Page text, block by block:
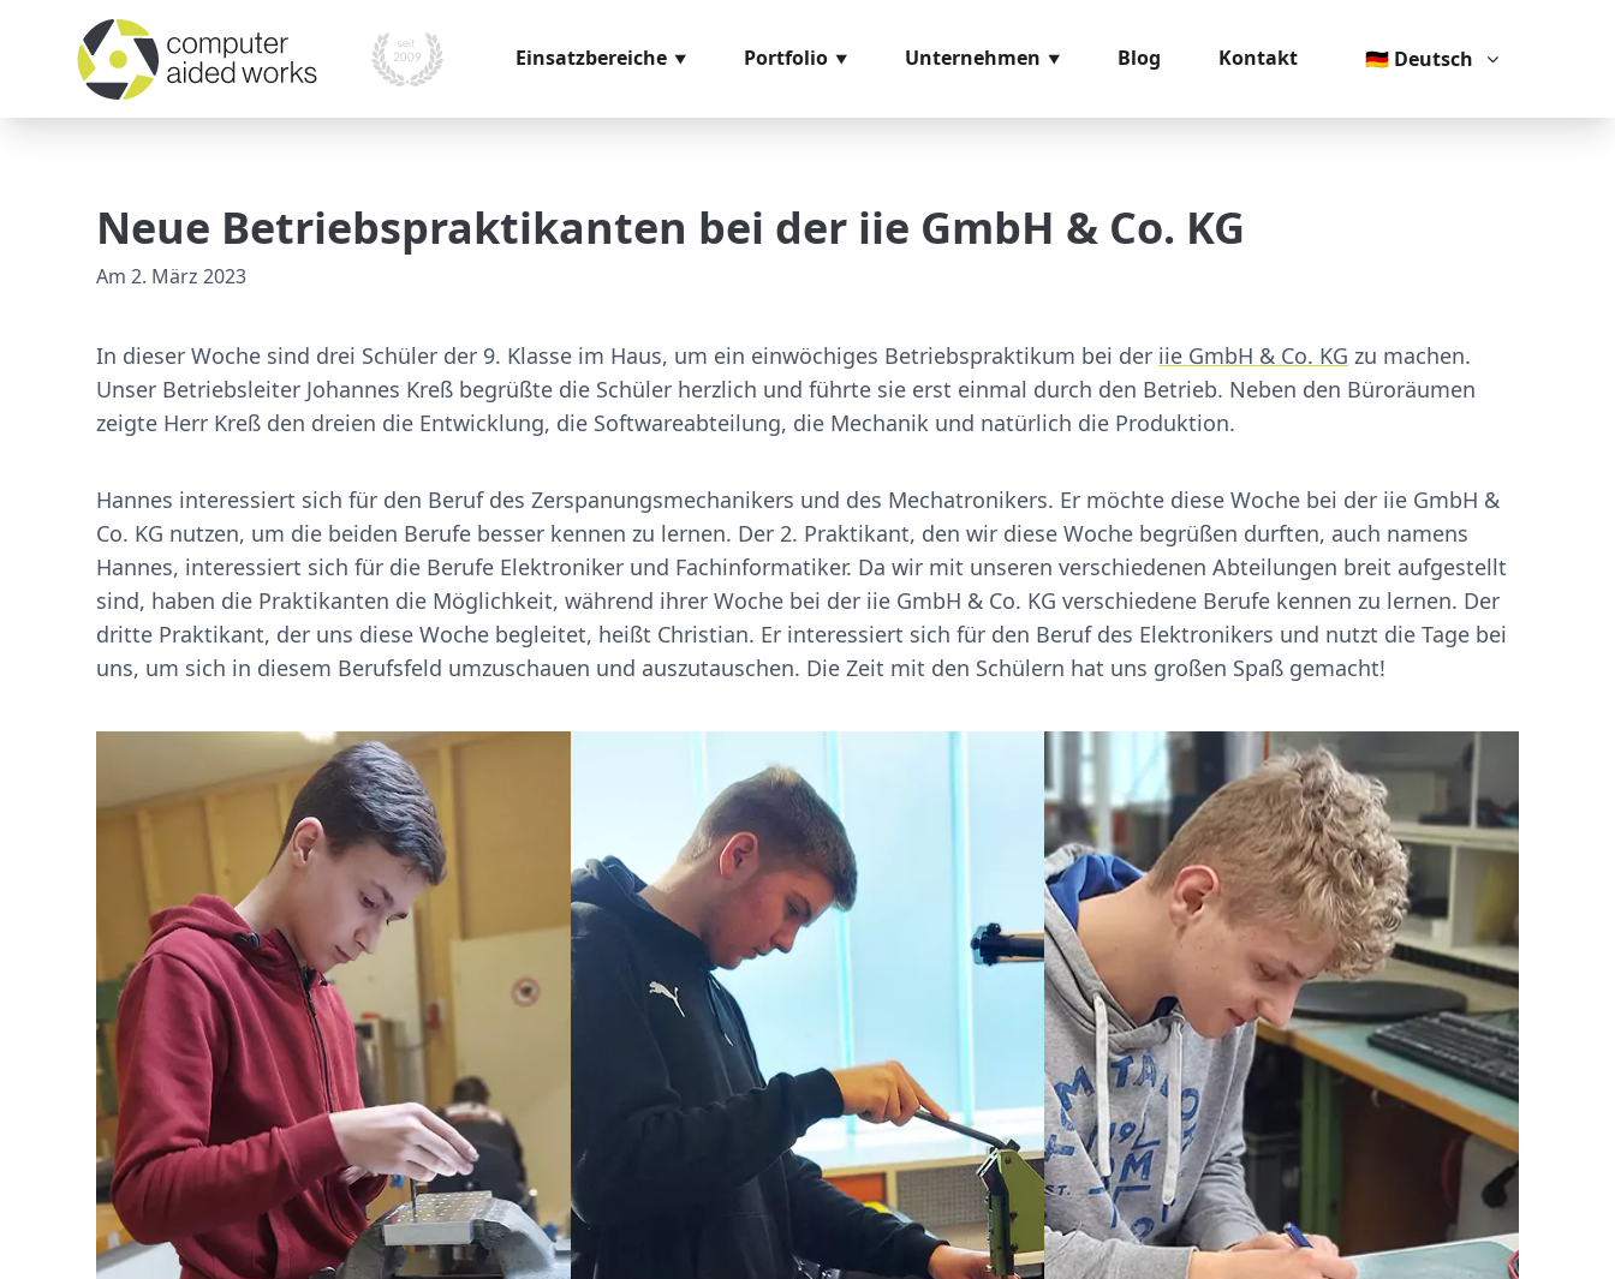
Einsatzbereiche
Prozessmanagement
Versand
Portfolio
Videomaterial
Unternehmen
Glossar
Blog Kontakt 🇩🇪 Deutsch
Neue Betriebspraktikanten bei der iie GmbH & Co. KG
Am 2. März 2023
In dieser Woche sind drei Schüler der 9. Klasse im Haus, um ein einwöchiges Betriebspraktikum bei der iie GmbH & Co. KG zu machen.
Unser Betriebsleiter Johannes Kreß begrüßte die Schüler herzlich und führte sie erst einmal durch den Betrieb. Neben den Büroräumen
zeigte Herr Kreß den dreien die Entwicklung, die Softwareabteilung, die Mechanik und natürlich die Produktion.
Hannes interessiert sich für den Beruf des Zerspanungsmechanikers und des Mechatronikers. Er möchte diese Woche bei der iie GmbH &
Co. KG nutzen, um die beiden Berufe besser kennen zu lernen. Der 2. Praktikant, den wir diese Woche begrüßen durften, auch namens
Hannes, interessiert sich für die Berufe Elektroniker und Fachinformatiker. Da wir mit unseren verschiedenen Abteilungen breit aufgestellt
sind, haben die Praktikanten die Möglichkeit, während ihrer Woche bei der iie GmbH & Co. KG verschiedene Berufe kennen zu lernen. Der
dritte Praktikant, der uns diese Woche begleitet, heißt Christian. Er interessiert sich für den Beruf des Elektronikers und nutzt die Tage bei
uns, um sich in diesem Berufsfeld umzuschauen und auszutauschen. Die Zeit mit den Schülern hat uns großen Spaß gemacht!